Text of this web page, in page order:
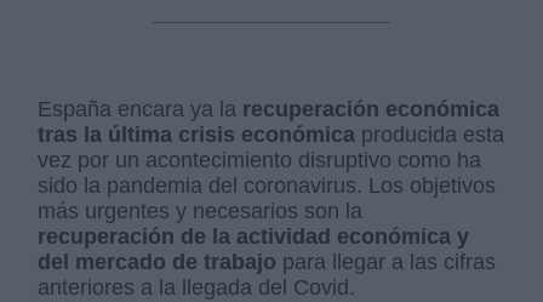
España encara ya la recuperación económica
tras la última crisis económica producida esta
vez por un acontecimiento disruptivo como ha
sido la pandemia del coronavirus. Los objetivos
más urgentes y necesarios son la
recuperación de la actividad económica y
del mercado de trabajo para llegar a las cifras
anteriores a la llegada del Covid.